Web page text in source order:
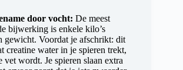
door vocht: De meest
bijwerking is enkele kilo’s
gewicht. Voordat je afschrikt: dit
creatine water in je spieren trekt,
vet wordt. Je spieren slaan extra